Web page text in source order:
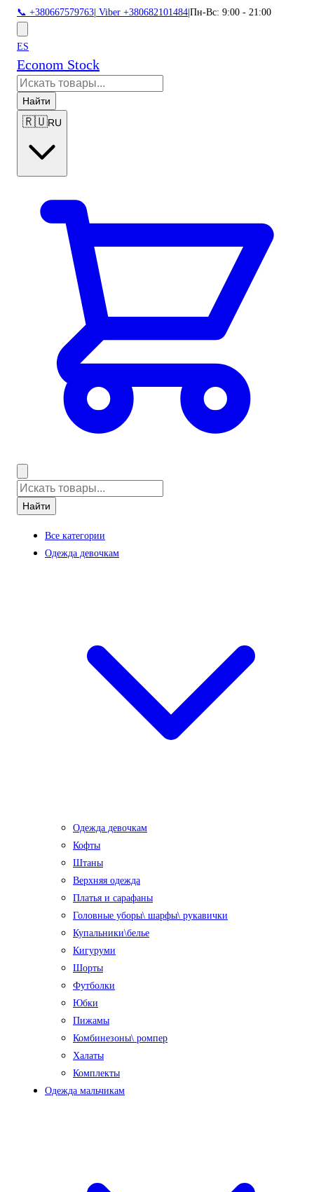
📞 +380667579763 Viber +380682101484 Пн-Вс: 9:00 - 21:00
ES
Econom Stock
Найти
🇷🇺RU
Найти
Все категории
Одежда девочкам
Одежда девочкам
Кофты
Штаны
Верхняя одежда
Платья и сарафаны
Головные уборы\ шарфы\ рукавички
Купальники\белье
Кигуруми
Шорты
Футболки
Юбки
Пижамы
Комбинезоны\ ромпер
Халаты
Комплекты
Одежда мальчикам